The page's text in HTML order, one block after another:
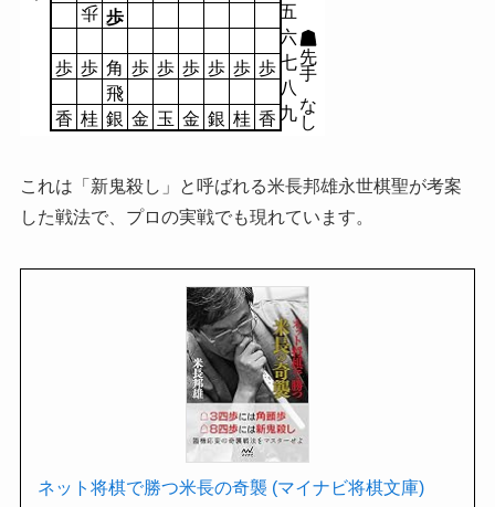
五
六
七
八
九
歩 歩
歩 歩 角 歩 歩 歩 歩 歩 歩
飛
香 桂 銀 金 玉 金 銀 桂 香 し
な
手
先
これは「新鬼殺し」と呼ばれる米長邦雄永世棋聖が考案
した戦法で、プロの実戦でも現れています。
ネット将棋で勝つ米長の奇襲 (マイナビ将棋文庫)